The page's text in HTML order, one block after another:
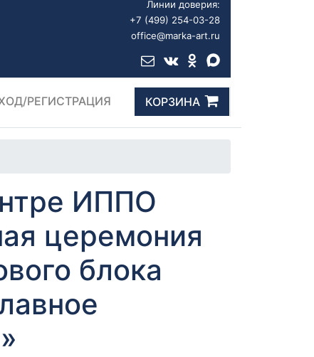
Линии доверия:
+7 (499) 254-03-28
office@marka-art.ru
РЕГИСТРАЦИЯ КОРЗИНА
ИППО
церемония
блока